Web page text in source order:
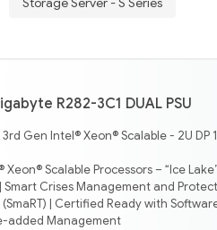
R282-3C1 DUAL PSU
Gen Intel® Xeon® Scalable - 2U DP
Xeon® Scalable Processors – “Ice
Crises Management and
| Certified Ready with
added Management